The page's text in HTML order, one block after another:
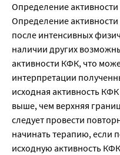
Определение
Определение
после интенсивных
наличии других
активности КФК, что
интерпретации
исходная активность
выше, чем верхняя
следует провести
начинать терапию, если
исходную активность